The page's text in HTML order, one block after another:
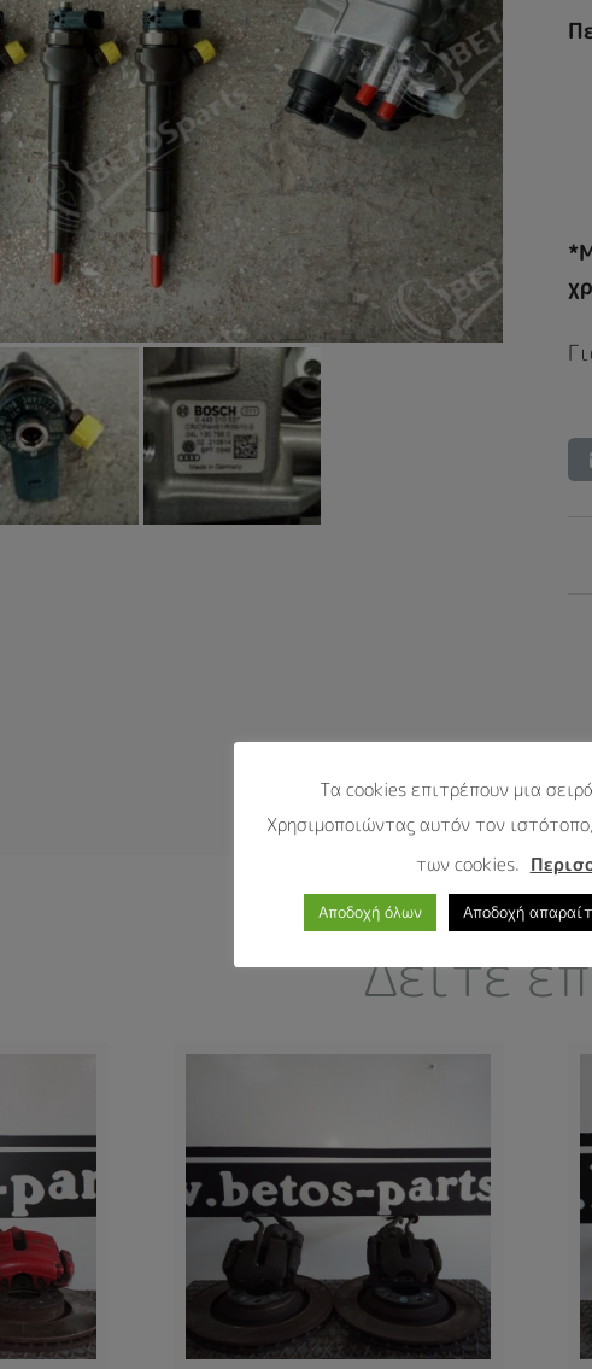
Δείτε
Τα cookies επιτρέπουν μια
Χρησιμοποιώντας αυτόν τον
των cookies.
Αποδοχή όλων Αποδοχή